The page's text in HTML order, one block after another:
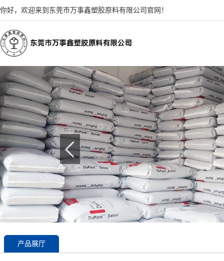
你好，欢迎来到东莞市万事鑫塑胶原料有限公司官网！
产品展厅